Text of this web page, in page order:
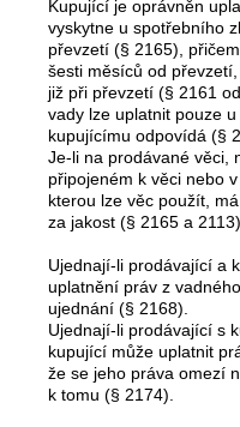
Kupující je oprávněn
vyskytne u spotřebního
převzetí (§ 2165),
šesti měsíců od
již při převzetí (§ 2161
vady lze uplatnit pouze
kupujícímu odpovídá (§
Je-li na prodávané věci,
připojeném k věci nebo
kterou lze věc použít,
za jakost (§ 2165 a
Ujednají-li prodávající a
uplatnění práv z
ujednání (§ 2168).
Ujednají-li prodávající s
kupující může uplatnit
že se jeho práva omezí
k tomu (§ 2174).